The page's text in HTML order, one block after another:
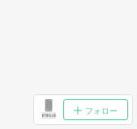
フォロー